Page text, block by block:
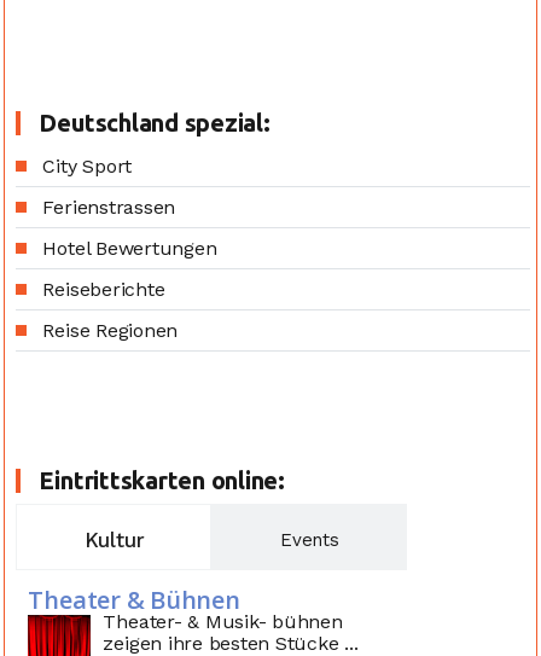
Deutschland spezial:
City Sport
Ferienstrassen
Hotel Bewertungen
Reiseberichte
Reise Regionen
Eintrittskarten online:
Kultur Events
Theater & Bühnen
Theater- & Musik- bühnen
zeigen ihre besten Stücke ...